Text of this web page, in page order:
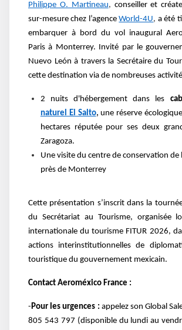
Philippe O. Martineau, conseiller et
sur-mesure chez l’agenceWorld-4U, a été
embarquer à bord du vol inaugural
Paris à Monterrey. Invité par le
Nuevo León à travers la Secrétaire du
cette destination via de nombreuses
2 nuits d'hébergement dans les
naturel El Salto, une réserve
hectares réputée pour ses deux
Zaragoza.
Une visite du centre de conservation de
près de Monterrey
Cette présentation s’inscrit dans la
du Secrétariat au Tourisme, organisée
internationale du tourisme FITUR 2026,
actions interinstitutionnelles de
touristique du gouvernement mexicain.
Contact Aeroméxico France :
-Pour les urgences : appelez son Global
805 543 797 (disponible du lundi au